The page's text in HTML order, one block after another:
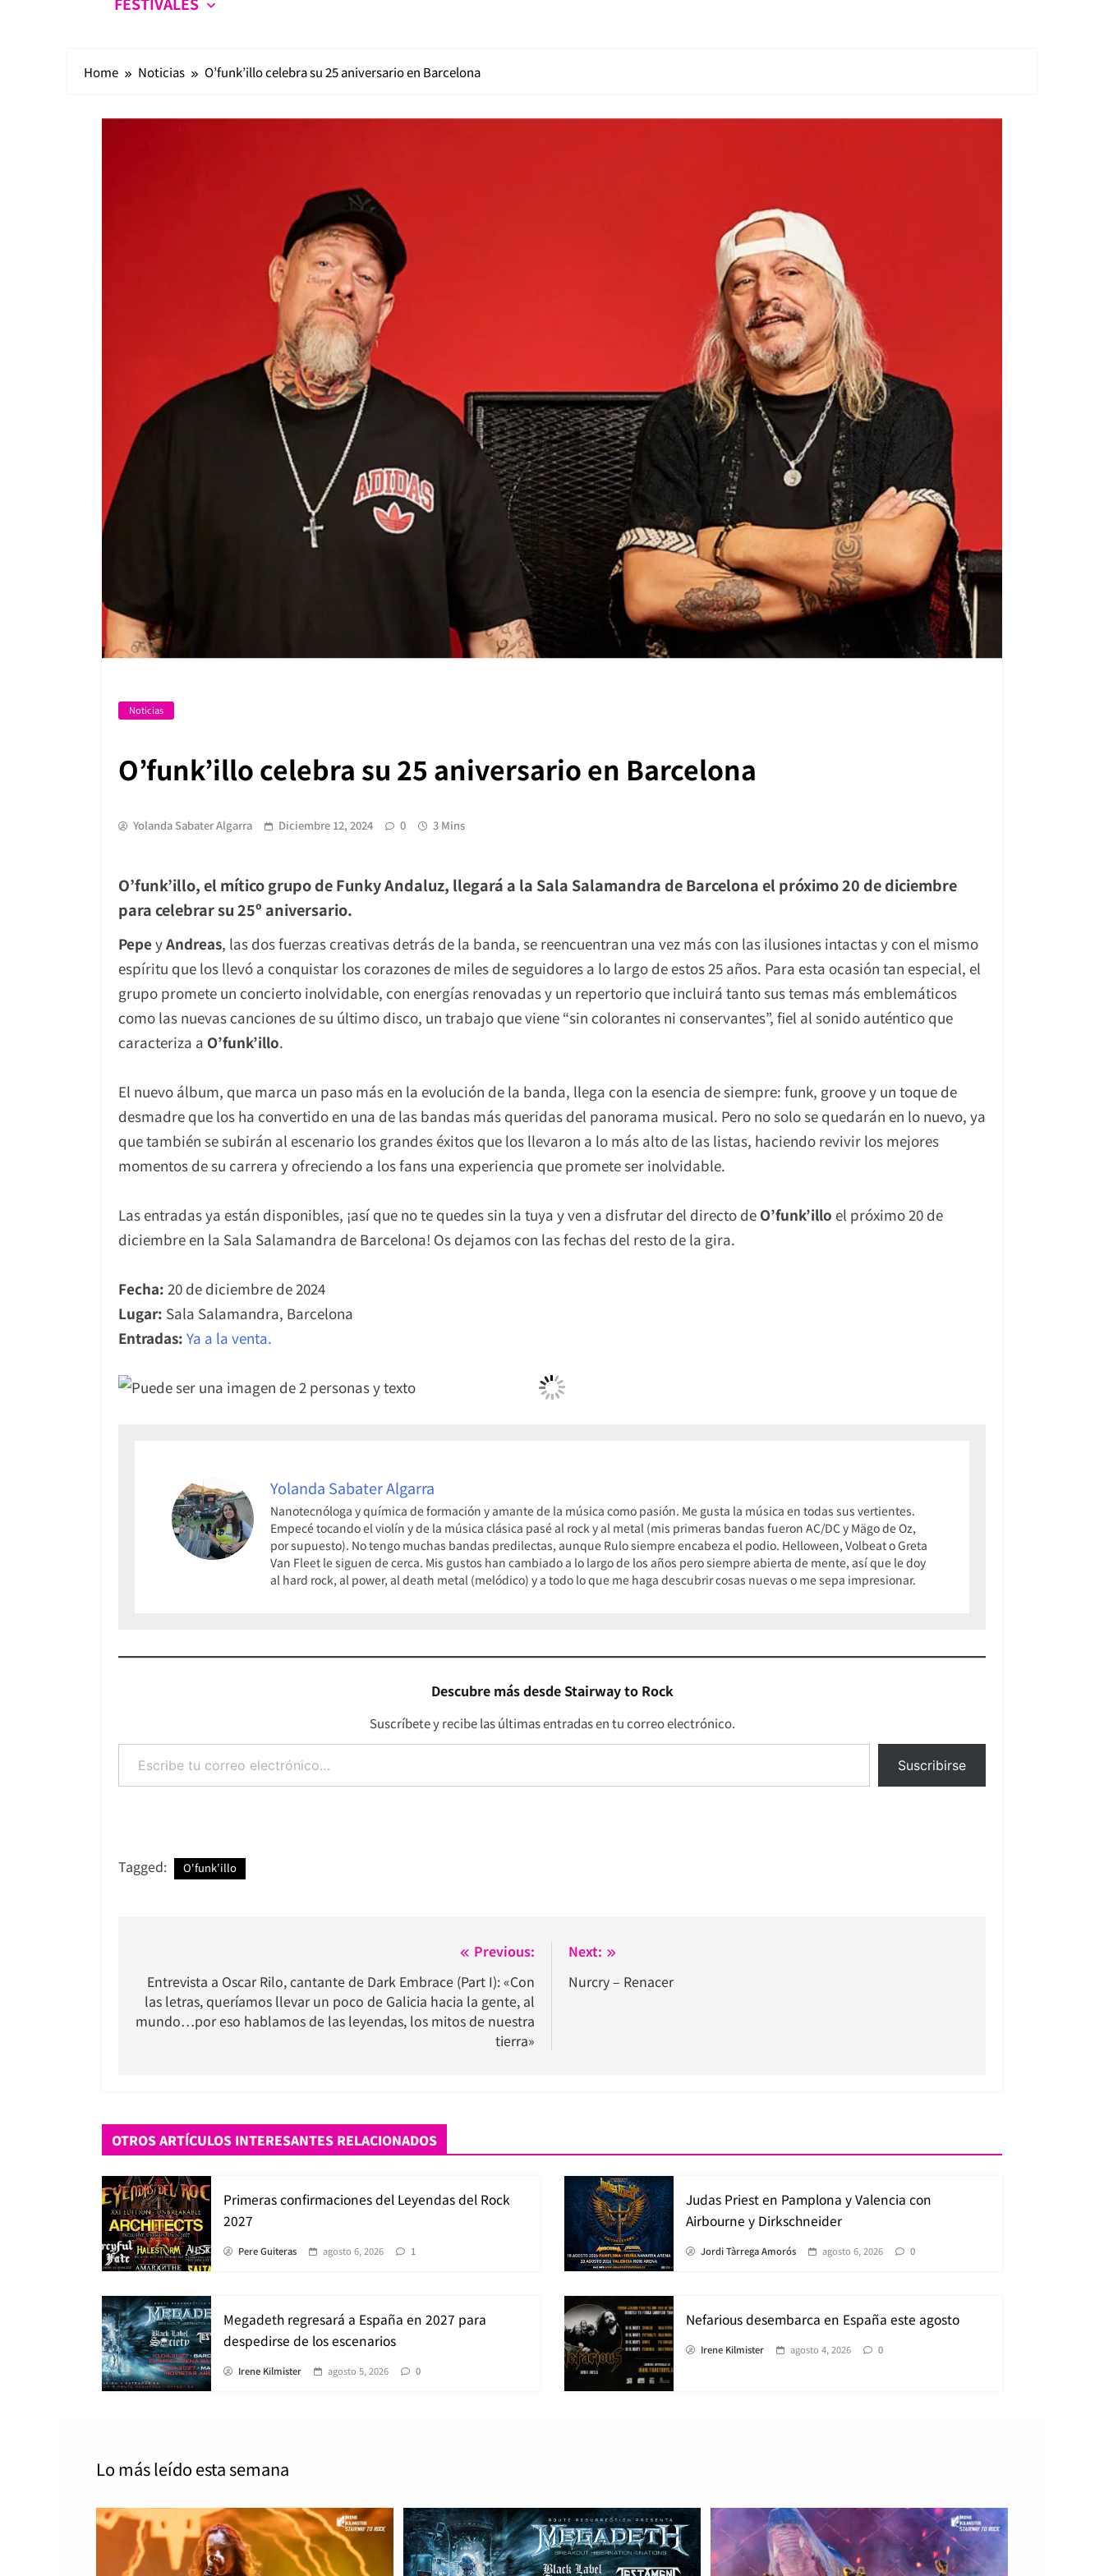
Home Noticias O’funk’illo celebra su 25 aniversario en Barcelona
Noticias
O’funk’illo celebra su 25 aniversario en Barcelona
Yolanda Sabater Algarra Diciembre 12, 2024 0 3 Mins
O’funk’illo, el mítico grupo de Funky Andaluz, llegará a la Sala Salamandra de Barcelona el próximo 20 de diciembre
para celebrar su 25º aniversario.
PepeyAndreas, las dos fuerzas creativas detrás de la banda, se reencuentran una vez más con las ilusiones intactas y con el mismo
espíritu que los llevó a conquistar los corazones de miles de seguidores a lo largo de estos 25 años. Para esta ocasión tan especial, el
grupo promete un concierto inolvidable, con energías renovadas y un repertorio que incluirá tanto sus temas más emblemáticos
como las nuevas canciones de su último disco, un trabajo que viene “sin colorantes ni conservantes”, fiel al sonido auténtico que
caracteriza a O’funk’illo.
El nuevo álbum, que marca un paso más en la evolución de la banda, llega con la esencia de siempre: funk, groove y un toque de
desmadre que los ha convertido en una de las bandas más queridas del panorama musical. Pero no solo se quedarán en lo nuevo, ya
que también se subirán al escenario los grandes éxitos que los llevaron a lo más alto de las listas, haciendo revivir los mejores
momentos de su carrera y ofreciendo a los fans una experiencia que promete ser inolvidable.
Las entradas ya están disponibles, ¡así que no te quedes sin la tuya y ven a disfrutar del directo de O’funk’illo el próximo 20 de
diciembre en la Sala Salamandra de Barcelona! Os dejamos con las fechas del resto de la gira.
Fecha: 20 de diciembre de 2024
Lugar: Sala Salamandra, Barcelona
Entradas: Ya a la venta.
Yolanda Sabater Algarra
Nanotecnóloga y química de formación y amante de la música como pasión. Me gusta la música en todas sus vertientes.
Empecé tocando el violín y de la música clásica pasé al rock y al metal (mis primeras bandas fueron AC/DC y Mägo de Oz,
por supuesto). No tengo muchas bandas predilectas, aunque Rulo siempre encabeza el podio. Helloween, Volbeat o Greta
Van Fleet le siguen de cerca. Mis gustos han cambiado a lo largo de los años pero siempre abierta de mente, así que le doy
al hard rock, al power, al death metal (melódico) y a todo lo que me haga descubrir cosas nuevas o me sepa impresionar.
Descubre más desde Stairway to Rock
Suscríbete y recibe las últimas entradas en tu correo electrónico.
Escribe tu correo electrónico…
Suscribirse
Tagged: O'funk'illo
de
entradas
Previous:
Entrevista a Oscar Rilo, cantante de Dark Embrace (Part I): «Con
las letras, queríamos llevar un poco de Galicia hacia la gente, al
mundo…por eso hablamos de las leyendas, los mitos de nuestra
tierra»
Next:
Nurcry – Renacer
OTROS ARTÍCULOS INTERESANTES RELACIONADOS
Primeras confirmaciones del Leyendas del Rock
2027
Pere Guiteras agosto 6, 2026 1
Judas Priest en Pamplona y Valencia con
Airbourne y Dirkschneider
Jordi Tàrrega Amorós agosto 6, 2026 0
Megadeth regresará a España en 2027 para
despedirse de los escenarios
Irene Kilmister agosto 5, 2026 0
Nefarious desembarca en España este agosto
Irene Kilmister agosto 4, 2026 0
Lo más leído esta semana